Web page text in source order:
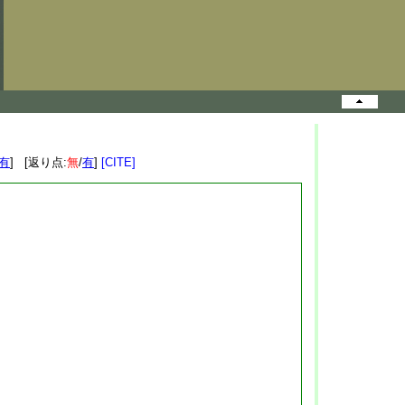
] [返り点:無/有] [CITE]